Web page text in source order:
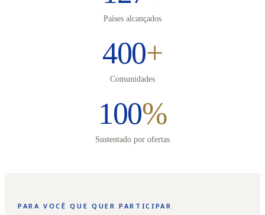
Países alcançados
400+
Comunidades
100%
Sustentado por ofertas
PARA VOCÊ QUE QUER PARTICIPAR